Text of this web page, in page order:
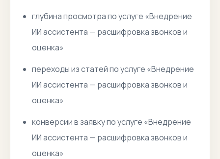
глубина просмотра по услуге «Внедрение
ИИ ассистента — расшифровка звонков и
оценка»
переходы из статей по услуге «Внедрение
ИИ ассистента — расшифровка звонков и
оценка»
конверсии в заявку по услуге «Внедрение
ИИ ассистента — расшифровка звонков и
оценка»